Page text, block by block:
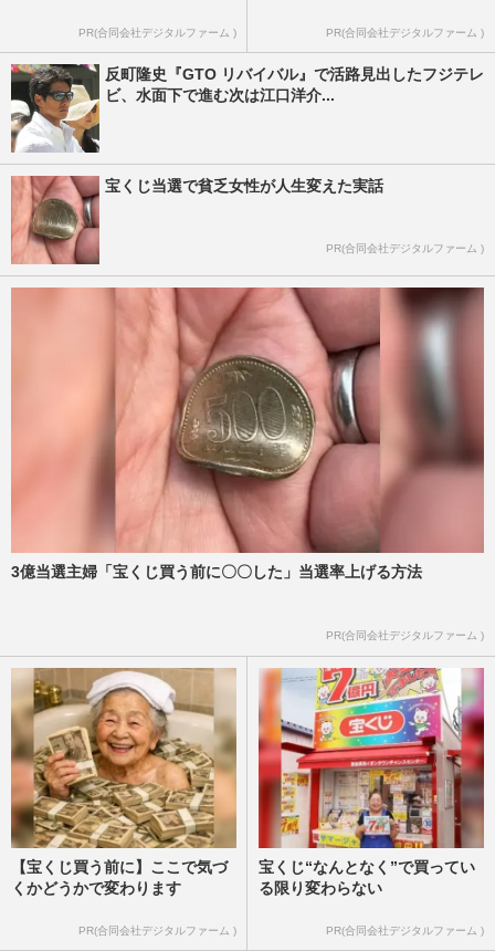
PR(合同会社デジタルファーム ) PR(合同会社デジタルファーム )
反町隆史『GTO リバイバル』で活路見出したフジテレ
ビ、水面下で進む次は江口洋介...
宝くじ当選で貧乏女性が人生変えた実話
PR(合同会社デジタルファーム )
3億当選主婦「宝くじ買う前に〇〇した」当選率上げる方法
PR(合同会社デジタルファーム )
【宝くじ買う前に】ここで気づ
くかどうかで変わります
PR(合同会社デジタルファーム )
宝くじ“なんとなく”で買ってい
る限り変わらない
PR(合同会社デジタルファーム )